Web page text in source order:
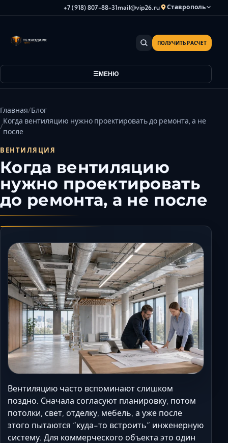
+7 (918) 807-88-31mail@vip26.ru Ставрополь
Анапа
Волгодонск
Грозный
Дербент
Камышин
Кисловодск
Краснодар
Магас
Майкоп
Махачкала
Минеральные Воды
Назрань
Нальчик
Новороссийск
Пятигорск
Ростов-на-Дону
Севастополь
Симферополь
МЕНЮ
ПОЛУЧИТЬ РАСЧЕТ
Главная Блог
Когда вентиляцию нужно проектировать до ремонта, а не
после
ВЕНТИЛЯЦИЯ
Когда вентиляцию
нужно проектировать
до ремонта, а не после
Вентиляцию часто вспоминают слишком
поздно. Сначала согласуют планировку, потом
потолки, свет, отделку, мебель, а уже после
этого пытаются “куда-то встроить” инженерную
систему. Для коммерческого объекта это один